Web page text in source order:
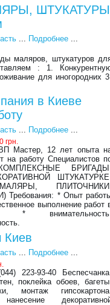
ШТУКАТУРЫ
... Подробнее ...
маляров, штукатуров
: 1.
для иногородних
в Киеве
... Подробнее ...
грн.
Мастер, 12 лет опыта
на работу Специалистов
* Опыт
выполнение работ
*
Киев
... Подробнее ...
223-93-40
поклейка обоев,
монтаж